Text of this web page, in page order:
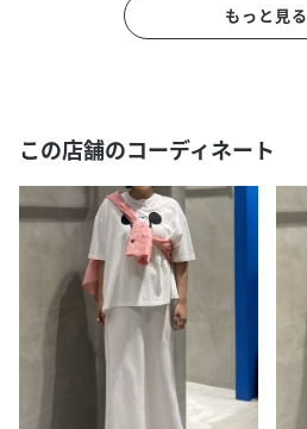
もっと見る
この店舗のコーディネート